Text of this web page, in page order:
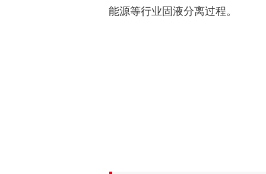
能源等行业固液分离过程。